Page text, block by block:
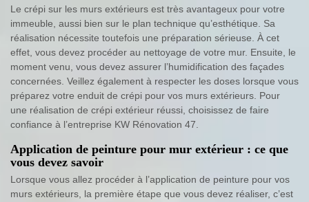
Le crépi sur les murs extérieurs est très avantageux pour votre
immeuble, aussi bien sur le plan technique qu’esthétique. Sa
réalisation nécessite toutefois une préparation sérieuse. À cet
effet, vous devez procéder au nettoyage de votre mur. Ensuite, le
moment venu, vous devez assurer l’humidification des façades
concernées. Veillez également à respecter les doses lorsque vous
préparez votre enduit de crépi pour vos murs extérieurs. Pour
une réalisation de crépi extérieur réussi, choisissez de faire
confiance à l’entreprise KW Rénovation 47.
Application de peinture pour mur extérieur : ce que
vous devez savoir
Lorsque vous allez procéder à l’application de peinture pour vos
murs extérieurs, la première étape que vous devez réaliser, c’est